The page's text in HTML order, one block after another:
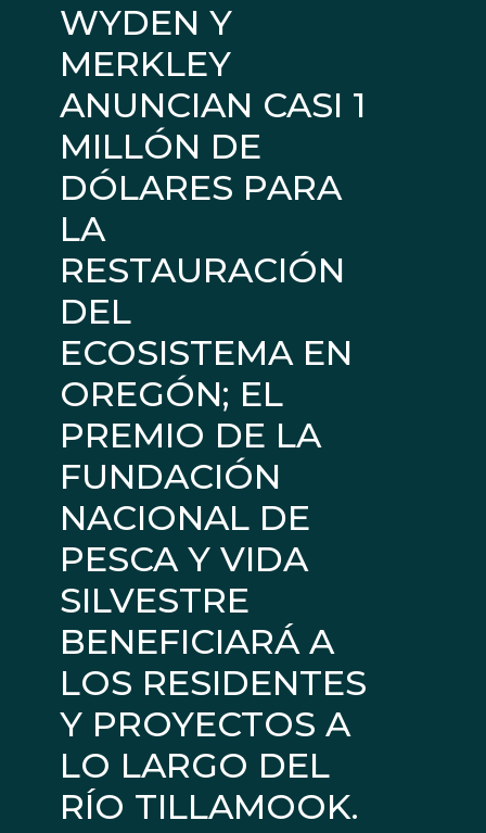
WYDEN Y
MERKLEY
ANUNCIAN CASI 1
MILLÓN DE
DÓLARES PARA
LA
RESTAURACIÓN
DEL
ECOSISTEMA EN
OREGÓN; EL
PREMIO DE LA
FUNDACIÓN
NACIONAL DE
PESCA Y VIDA
SILVESTRE
BENEFICIARÁ A
LOS RESIDENTES
Y PROYECTOS A
LO LARGO DEL
RÍO TILLAMOOK.